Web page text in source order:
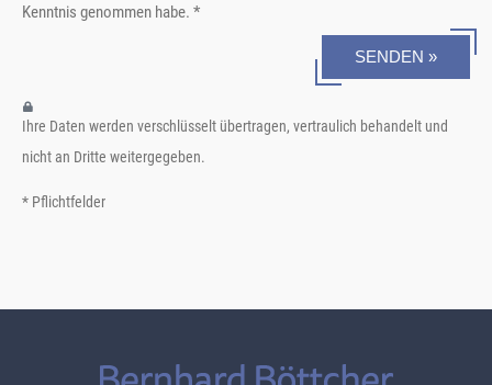
Kenntnis genommen habe. *
SENDEN »
Ihre Daten werden verschlüsselt übertragen, vertraulich behandelt und
nicht an Dritte weitergegeben.
* Pflichtfelder